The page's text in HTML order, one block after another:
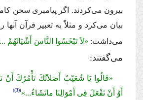
بیرون مى‌كردند. اگر پیامبرى سخن
بیان مى‌كرد و مثلاً به تعبیر قرآن آنها
مى‌داشت: «لاَ تَبْخَسُوا النَّاسَ أَشْیَائَهُمْ
مى‌گفتند:
«قَالُوا یَا شُعَیْبُ أَصَلاَتُكَ تَأْمُرُكَ أَنْ
أَوْ أَنْ نَفْعَلَ فِى أَمْوَالِنَا مانَشَاءُ...» (3)